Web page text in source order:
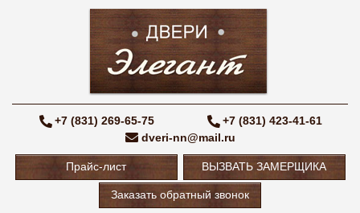
+7 (831) 269-65-75
+7 (831) 423-41-61
dveri-nn@mail.ru
Прайс-лист ВЫЗВАТЬ ЗАМЕРЩИКА
Заказать обратный звонок